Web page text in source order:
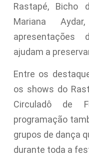
Rastapé, Bicho
Mariana
apresentações
ajudam a
Entre os
os shows do
Circuladô de
programação
grupos de dança
durante toda a